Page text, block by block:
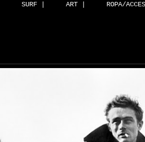
SURF | ART | ROPA/